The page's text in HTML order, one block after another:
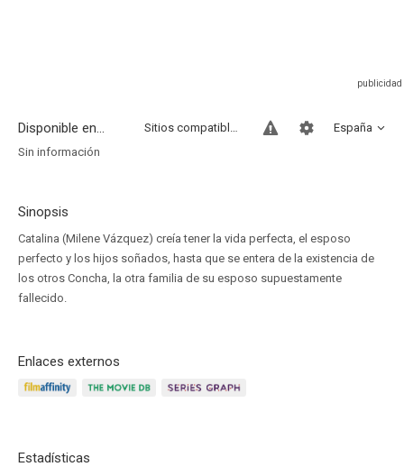
Disponible en... España
Sitios compatibles
Sin información
Sinopsis
Catalina (Milene Vázquez) creía tener la vida perfecta, el esposo
perfecto y los hijos soñados, hasta que se entera de la existencia de
los otros Concha, la otra familia de su esposo supuestamente
fallecido.
Enlaces externos
Estadísticas